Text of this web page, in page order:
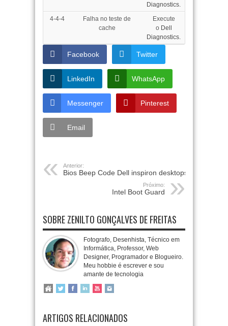
Diagnostics.
4-4-4
Falha no teste de
cache
Execute
o Dell
Diagnostics.
Facebook Twitter
LinkedIn WhatsApp
Messenger Pinterest
Email
Anterior:
Bios Beep Code Dell inspiron desktops
Próximo:
Intel Boot Guard
SOBRE ZENILTO GONÇALVES DE FREITAS
Fotografo, Desenhista, Técnico em
Informática, Professor, Web
Designer, Programador e Blogueiro.
Meu hobbie é escrever e sou
amante de tecnologia
ARTIGOS RELACIONADOS